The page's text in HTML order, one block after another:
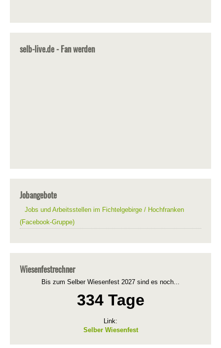
selb-live.de - Fan werden
Jobangebote
Jobs und Arbeitsstellen im Fichtelgebirge / Hochfranken
(Facebook-Gruppe)
Wiesenfestrechner
Bis zum Selber Wiesenfest 2027 sind es noch...
334 Tage
Link:
Selber Wiesenfest